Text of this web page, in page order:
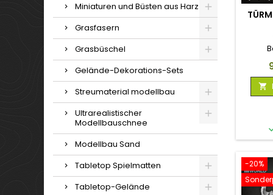
Miniaturen und Büsten aus Harz
Grasfasern
Grasbüschel
Gelände-Dekorations-Sets
Streumaterial modellbau
Ultrarealistischer
Modellbauschnee
Modellbau Sand
Tabletop Spielmatten
Tabletop-Gelände

-20%